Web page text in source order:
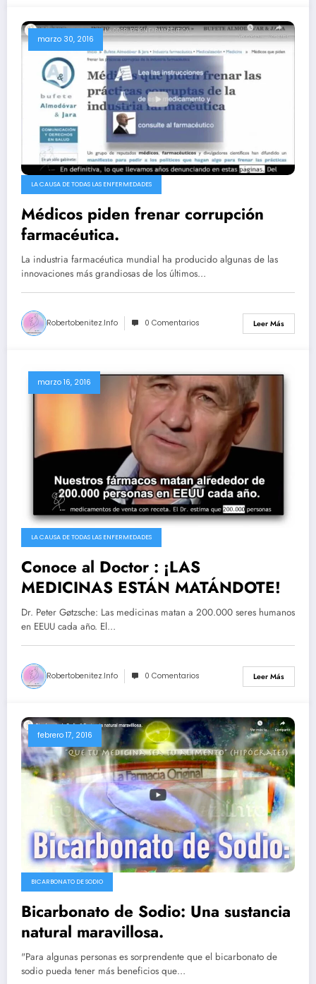
marzo 30, 2016
LA CAUSA DE TODAS LAS ENFERMEDADES
Médicos piden frenar corrupción
farmacéutica.
La industria farmacéutica mundial ha producido algunas de las
innovaciones más grandiosas de los últimos…
Robertobenitez.info 0 Comentarios Leer Más
marzo 16, 2016
LA CAUSA DE TODAS LAS ENFERMEDADES
Conoce al Doctor : ¡LAS
MEDICINAS ESTÁN MATÁNDOTE!
Dr. Peter Gøtzsche: Las medicinas matan a 200.000 seres humanos
en EEUU cada año. El…
Robertobenitez.info 0 Comentarios Leer Más
febrero 17, 2016
BICARBONATO DE SODIO
Bicarbonato de Sodio: Una sustancia
natural maravillosa.
"Para algunas personas es sorprendente que el bicarbonato de
sodio pueda tener más beneficios que…